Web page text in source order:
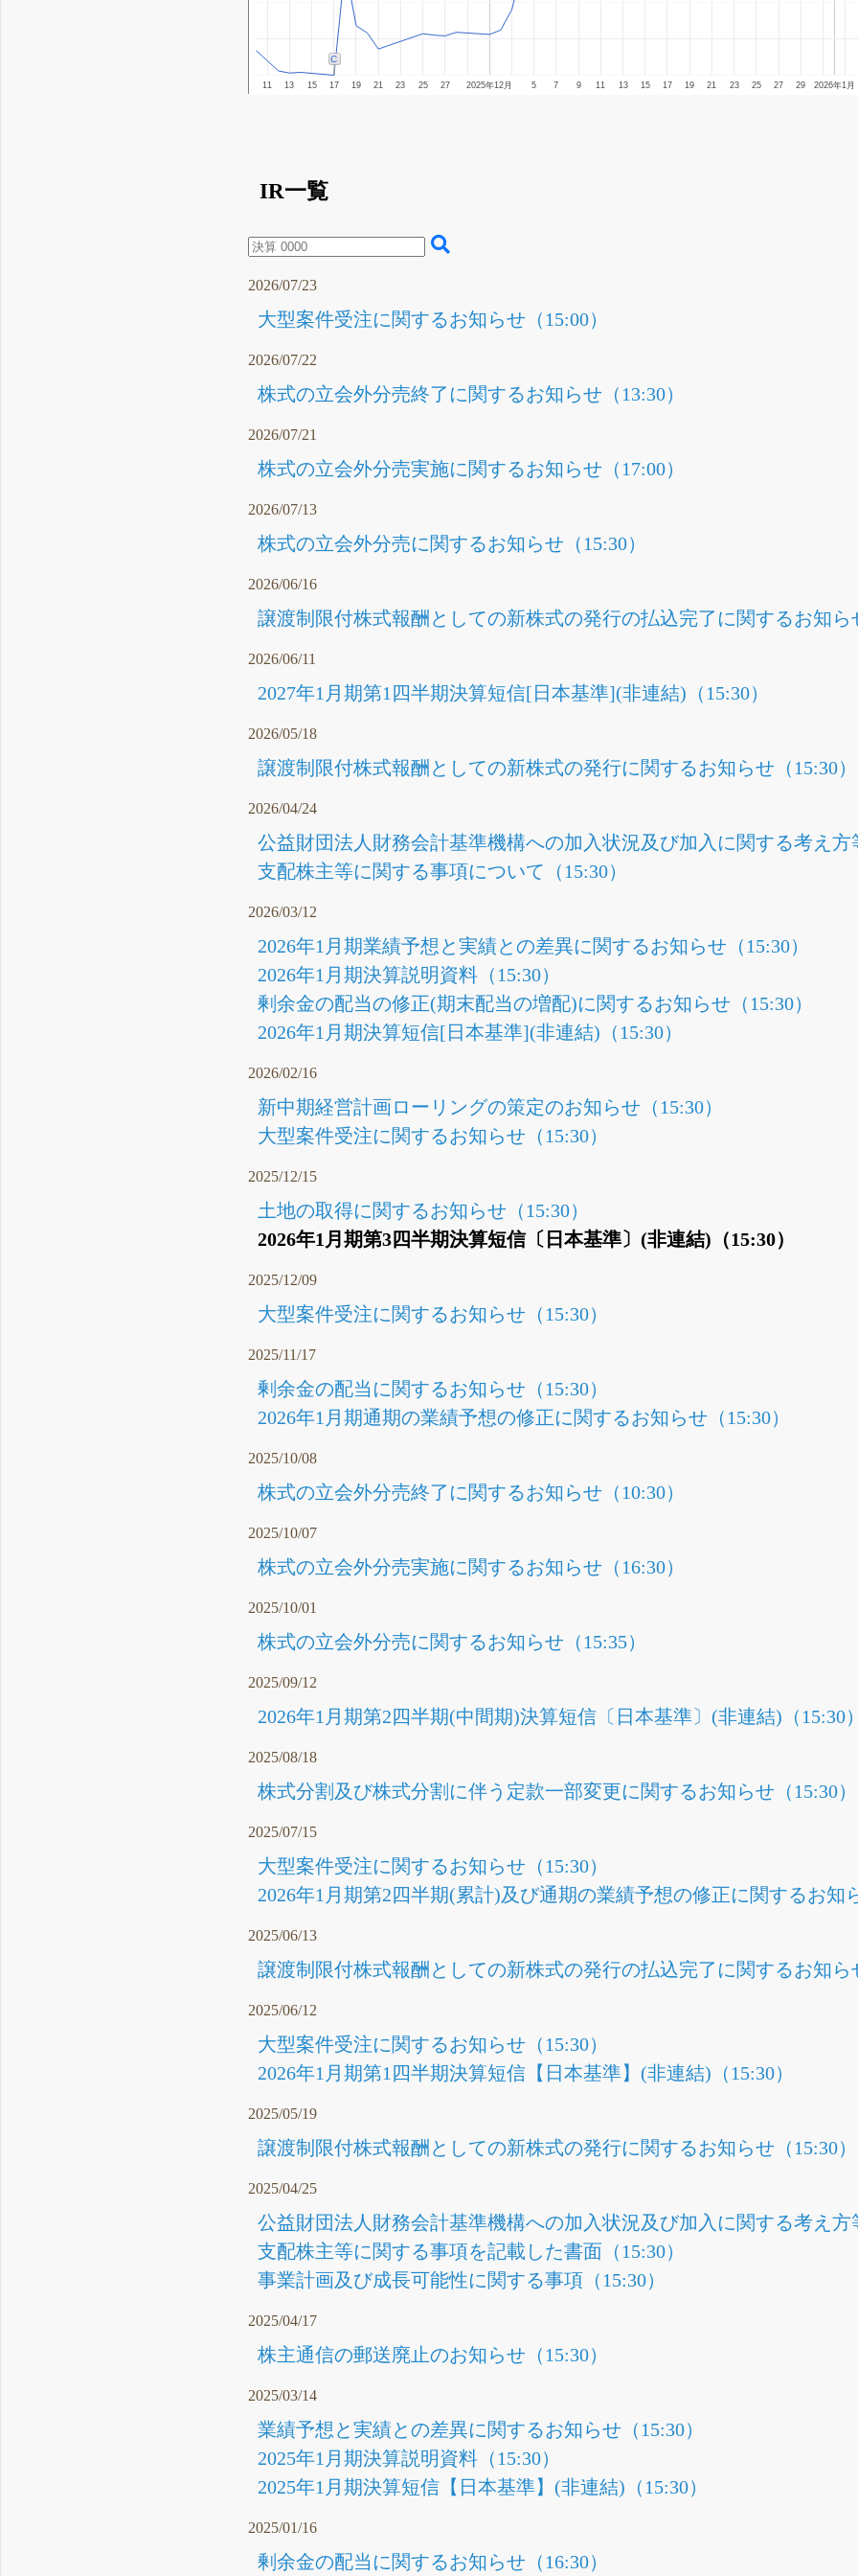
2025年12月 2026年1月
11 13 15 17 19 21 23 25 27 5 7 9 11 13 15 17 19 21 23 25 27 29
C
IR一覧
2026/07/23
大型案件受注に関するお知らせ（15:00）
2026/07/22
株式の立会外分売終了に関するお知らせ（13:30）
2026/07/21
株式の立会外分売実施に関するお知らせ（17:00）
2026/07/13
株式の立会外分売に関するお知らせ（15:30）
2026/06/16
譲渡制限付株式報酬としての新株式の発行の払込完了に関するお知ら
2026/06/11
2027年1月期第1四半期決算短信[日本基準](非連結)（15:30）
2026/05/18
譲渡制限付株式報酬としての新株式の発行に関するお知らせ（15:30）
2026/04/24
公益財団法人財務会計基準機構への加入状況及び加入に関する考え
支配株主等に関する事項について（15:30）
2026/03/12
2026年1月期業績予想と実績との差異に関するお知らせ（15:30）
2026年1月期決算説明資料（15:30）
剰余金の配当の修正(期末配当の増配)に関するお知らせ（15:30）
2026年1月期決算短信[日本基準](非連結)（15:30）
2026/02/16
新中期経営計画ローリングの策定のお知らせ（15:30）
大型案件受注に関するお知らせ（15:30）
2025/12/15
土地の取得に関するお知らせ（15:30）
2026年1月期第3四半期決算短信〔日本基準〕(非連結)（15:30）
2025/12/09
大型案件受注に関するお知らせ（15:30）
2025/11/17
剰余金の配当に関するお知らせ（15:30）
2026年1月期通期の業績予想の修正に関するお知らせ（15:30）
2025/10/08
株式の立会外分売終了に関するお知らせ（10:30）
2025/10/07
株式の立会外分売実施に関するお知らせ（16:30）
2025/10/01
株式の立会外分売に関するお知らせ（15:35）
2025/09/12
2026年1月期第2四半期(中間期)決算短信〔日本基準〕(非連結)（15:30
2025/08/18
株式分割及び株式分割に伴う定款一部変更に関するお知らせ（15:30）
2025/07/15
大型案件受注に関するお知らせ（15:30）
2026年1月期第2四半期(累計)及び通期の業績予想の修正に関するお知
2025/06/13
譲渡制限付株式報酬としての新株式の発行の払込完了に関するお知ら
2025/06/12
大型案件受注に関するお知らせ（15:30）
2026年1月期第1四半期決算短信【日本基準】(非連結)（15:30）
2025/05/19
譲渡制限付株式報酬としての新株式の発行に関するお知らせ（15:30）
2025/04/25
公益財団法人財務会計基準機構への加入状況及び加入に関する考え
支配株主等に関する事項を記載した書面（15:30）
事業計画及び成長可能性に関する事項（15:30）
2025/04/17
株主通信の郵送廃止のお知らせ（15:30）
2025/03/14
業績予想と実績との差異に関するお知らせ（15:30）
2025年1月期決算説明資料（15:30）
2025年1月期決算短信【日本基準】(非連結)（15:30）
2025/01/16
剰余金の配当に関するお知らせ（16:30）